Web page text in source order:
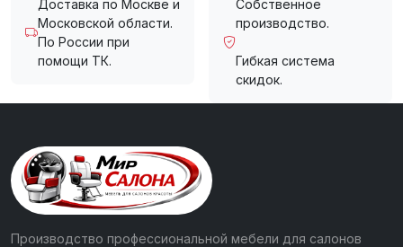
Доставка по Москве и
Московской области.
По России при
помощи ТК.
Собственное
производство.
Гибкая система
скидок.
Производство профессиональной мебели для салонов